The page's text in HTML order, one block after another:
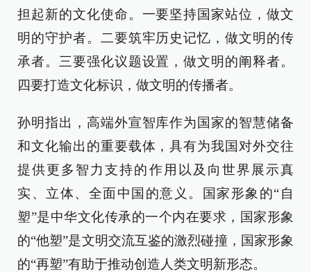
担起新的文化使命。一要坚持国家站位，做文
明的守护者。二要筑牢历史记忆，做文明的传
承者。三要强化议题设置，做文明的阐释者。
四要打造文化标识，做文明的传播者。
孙明指出，高端外宣智库作为国家的智慧储备
和文化输出的重要载体，具有为我国对外交往
提供更多智力支持的作用以及向世界展示真
实、立体、全面中国的意义。国家形象的“自
塑”是中华文化传承的一个内在要求，国家形象
的“他塑”是文明交流互鉴的激烈碰撞，国家形象
的“再塑”有助于推动创造人类文明新形态。